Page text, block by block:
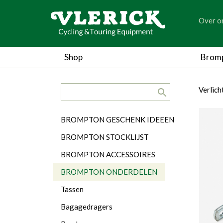
Over
Shop
Categorieën
BROMPTON GESCHENK IDEEEN
BROMPTON STOCKLIJST
BROMPTON ACCESSOIRES
BROMPTON ONDERDELEN
Tassen
Bagagedragers